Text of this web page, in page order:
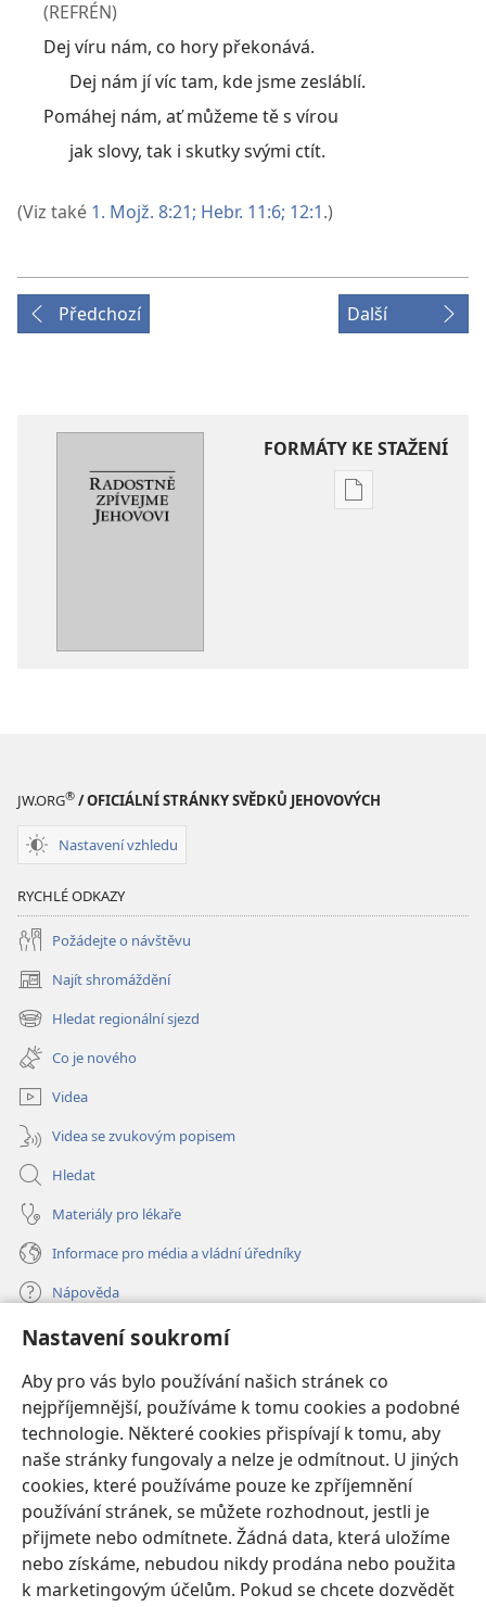
Nastavení soukromí
Aby pro vás bylo používání našich stránek co
nejpříjemnější, používáme k tomu cookies a podobné
technologie. Některé cookies přispívají k tomu, aby
naše stránky fungovaly a nelze je odmítnout. U jiných
cookies, které používáme pouze ke zpříjemnění
používání stránek, se můžete rozhodnout, jestli je
přijmete nebo odmítnete. Žádná data, která uložíme
nebo získáme, nebudou nikdy prodána nebo použita
k marketingovým účelům. Pokud se chcete dozvědět
(REFRÉN)
Dej víru nám, co hory překonává.
Dej nám jí víc tam, kde jsme zesláblí.
Pomáhej nám, ať můžeme tě s vírou
jak slovy, tak i skutky svými ctít.
(Viz také 1. Mojž. 8:21; Hebr. 11:6; 12:1.)
Předchozí Další
FORMÁTY KE STAŽENÍ
Formáty
JW.ORG® / OFICIÁLNÍ STRÁNKY SVĚDKŮ JEHOVOVÝCH
Nastavení vzhledu
RYCHLÉ ODKAZY
Požádejte o návštěvu
Najít shromáždění
(otevřeno
nové
okno)
Hledat regionální sjezd
(otevřeno
nové
okno)
Co je nového
Videa
Videa se zvukovým popisem
Hledat
Materiály pro lékaře
Informace pro média a vládní úředníky
Nápověda
Dary
nové
okno) ONLINE KNIHOVNA Strážné věže
(otevřeno
nové
okno)JW Hub®
(otevřeno
nové
okno)JW Library
Watchtower Library